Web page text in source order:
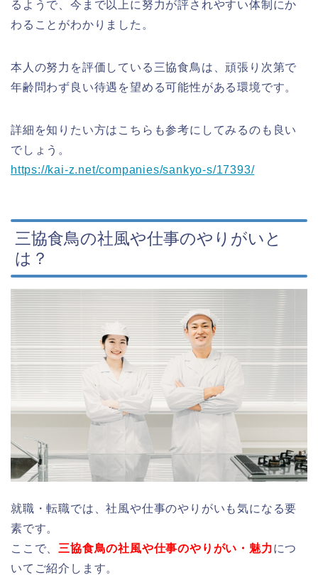
るようで、今まで以上に努力が評されやすい体制にか
わることがわかりました。
本人の努力を評価している三協食鳥は、頑張り次第で
年齢問わず良い待遇を望める可能性がある環境です。
詳細を知りたい方はこちらも参考にしてみるのも良い
でしょう。
https://kai-z.net/companies/sankyo-s/17393/
三協食鳥の社風や仕事のやりがいと
は？
就職・転職では、社風や仕事のやりがいも気になる要
素です。
ここで、 三協食鳥の社風や仕事のやりがい・魅力につ
いてご紹介します。